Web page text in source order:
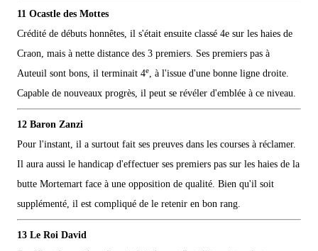
11 Ocastle des Mottes
Crédité de débuts honnêtes, il s'était ensuite classé 4e sur les haies de
Craon, mais à nette distance des 3 premiers. Ses premiers pas à
Auteuil sont bons, il terminait 4e, à l'issue d'une bonne ligne droite.
Capable de nouveaux progrès, il peut se révéler d'emblée à ce niveau.
12 Baron Zanzi
Pour l'instant, il a surtout fait ses preuves dans les courses à réclamer.
Il aura aussi le handicap d'effectuer ses premiers pas sur les haies de la
butte Mortemart face à une opposition de qualité. Bien qu'il soit
supplémenté, il est compliqué de le retenir en bon rang.
13 Le Roi David